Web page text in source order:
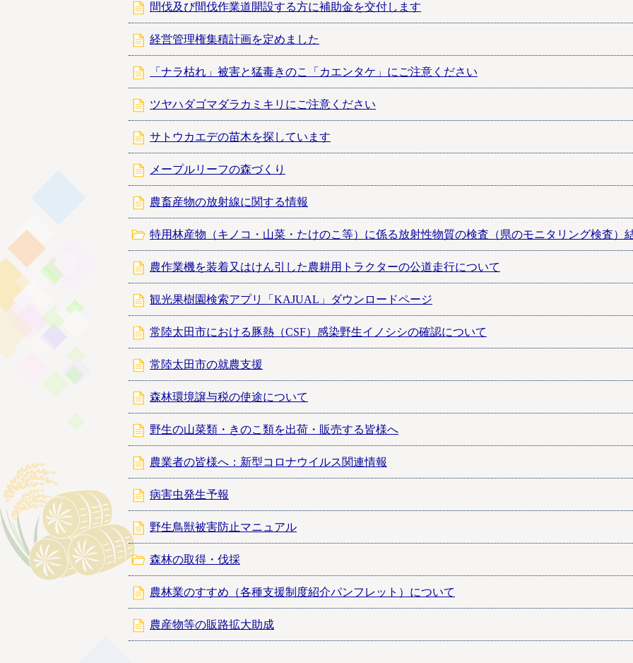
間伐及び間伐作業道開設する方に補助金を交付します
経営管理権集積計画を定めました
「ナラ枯れ」被害と猛毒きのこ「カエンタケ」にご注意ください
ツヤハダゴマダラカミキリにご注意ください
サトウカエデの苗木を探しています
メープルリーフの森づくり
農畜産物の放射線に関する情報
特用林産物（キノコ・山菜・たけのこ等）に係る放射性物質の検査（県のモニタリング検査）
農作業機を装着又はけん引した農耕用トラクターの公道走行について
観光果樹園検索アプリ「KAJUAL」ダウンロードページ
常陸太田市における豚熱（CSF）感染野生イノシシの確認について
常陸太田市の就農支援
森林環境譲与税の使途について
野生の山菜類・きのこ類を出荷・販売する皆様へ
農業者の皆様へ：新型コロナウイルス関連情報
病害虫発生予報
野生鳥獣被害防止マニュアル
森林の取得・伐採
農林業のすすめ（各種支援制度紹介パンフレット）について
農産物等の販路拡大助成